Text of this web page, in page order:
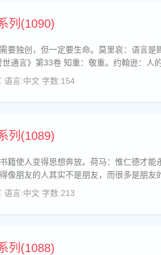
列(1090)
要独创，但一定要生命。莫里哀：语言是
世通言》第33卷 知重：敬重。约翰逊：人
语言:中文 字数:154
列(1089)
籍使人变得思想奔放。荷马：惟仁德才能
像朋友的人其实不是朋友，而很多是朋
语言:中文 字数:213
列(1088)